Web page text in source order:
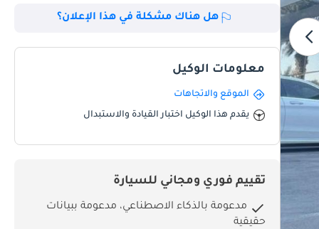
هل هناك مشكلة في هذا الإعلان؟
معلومات الوكيل
الموقع والاتجاهات
يقدم هذا الوكيل اختبار القيادة والاستبدال
تقييم فوري ومجاني للسيارة
مدعومة بالذكاء الاصطناعي، مدعومة ببيانات
حقيقية